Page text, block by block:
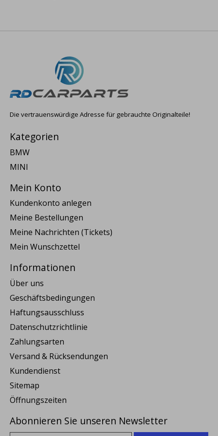
Die vertrauenswürdige Adresse für gebrauchte Originalteile!
Kategorien
BMW
MINI
Mein Konto
Kundenkonto anlegen
Meine Bestellungen
Meine Nachrichten (Tickets)
Mein Wunschzettel
Informationen
Über uns
Geschäftsbedingungen
Haftungsausschluss
Datenschutzrichtlinie
Zahlungsarten
Versand & Rücksendungen
Kundendienst
Sitemap
Öffnungszeiten
Abonnieren Sie unseren Newsletter